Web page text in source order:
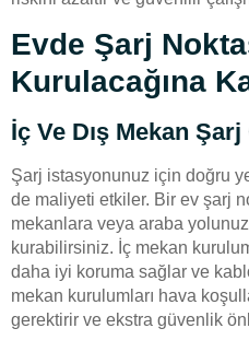
Evde Şarj
Kurulacağına
İç Ve Dış Mekan
Şarj istasyonunuz için doğru
de maliyeti etkiler. Bir ev şarj
mekanlara veya araba
kurabilirsiniz. İç mekan
daha iyi koruma sağlar ve
mekan kurulumları hava
gerektirir ve ekstra güvenlik